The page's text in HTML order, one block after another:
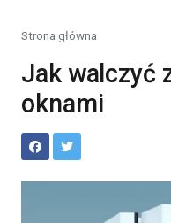
Strona główna
Jak walczyć
oknami